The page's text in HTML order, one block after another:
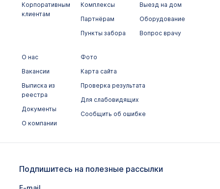
Корпоративным
клиентам
Комплексы
Партнёрам
Пункты забора
Выезд на дом
Оборудование
Вопрос врачу
О нас
Вакансии
Выписка из
реестра
Документы
О компании
Фото
Карта сайта
Проверка результата
Для слабовидящих
Сообщить об ошибке
Подпишитесь на полезные рассылки